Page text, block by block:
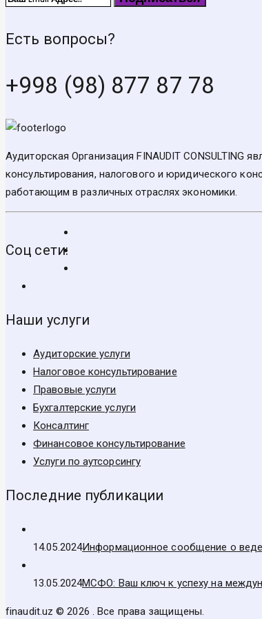
Есть вопросы?
+998 (98) 877 87 78
Аудиторская Организация FINAUDIT CONSULTING
консультирования, налогового и юридического
работающим в различных отраслях экономики.
Соц сети:
Наши услуги
Аудиторские услуги
Налоговое консультирование
Правовые услуги
Бухгалтерские услуги
Консалтинг
Финансовое консультирование
Услуги по аутсорсингу
Последние публикации
14.05.2024Информационное сообщение о
13.05.2024МСФО: Ваш ключ к успеху на
finaudit.uz © 2026 . Все права защищены.